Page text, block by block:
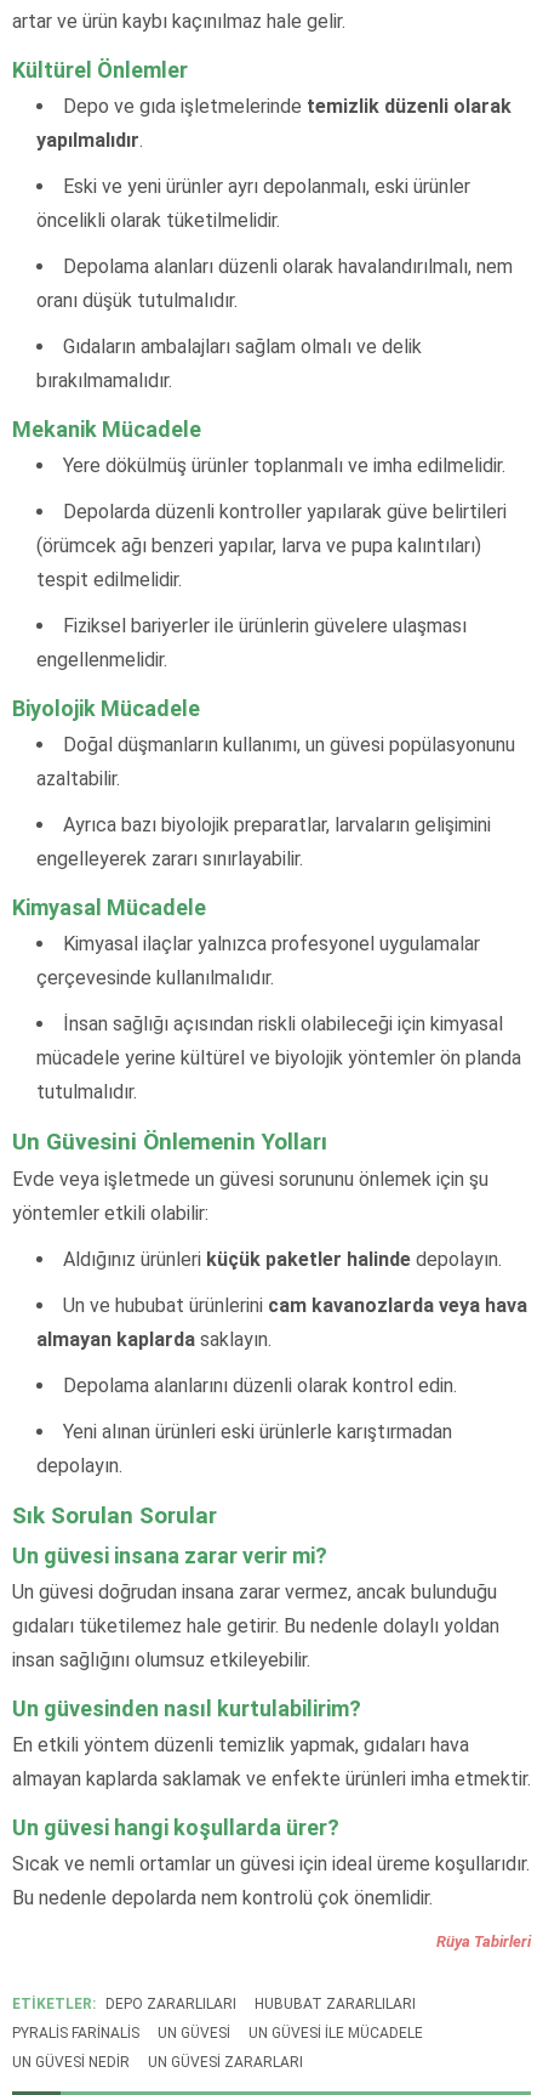
artar ve ürün kaybı kaçınılmaz hale gelir.
Kültürel Önlemler
Depo ve gıda işletmelerinde temizlik düzenli olarak
yapılmalıdır.
Eski ve yeni ürünler ayrı depolanmalı, eski ürünler
öncelikli olarak tüketilmelidir.
Depolama alanları düzenli olarak havalandırılmalı, nem
oranı düşük tutulmalıdır.
Gıdaların ambalajları sağlam olmalı ve delik
bırakılmamalıdır.
Mekanik Mücadele
Yere dökülmüş ürünler toplanmalı ve imha edilmelidir.
Depolarda düzenli kontroller yapılarak güve belirtileri
(örümcek ağı benzeri yapılar, larva ve pupa kalıntıları)
tespit edilmelidir.
Fiziksel bariyerler ile ürünlerin güvelere ulaşması
engellenmelidir.
Biyolojik Mücadele
Doğal düşmanların kullanımı, un güvesi popülasyonunu
azaltabilir.
Ayrıca bazı biyolojik preparatlar, larvaların gelişimini
engelleyerek zararı sınırlayabilir.
Kimyasal Mücadele
Kimyasal ilaçlar yalnızca profesyonel uygulamalar
çerçevesinde kullanılmalıdır.
İnsan sağlığı açısından riskli olabileceği için kimyasal
mücadele yerine kültürel ve biyolojik yöntemler ön planda
tutulmalıdır.
Un Güvesini Önlemenin Yolları
Evde veya işletmede un güvesi sorununu önlemek için şu
yöntemler etkili olabilir:
Aldığınız ürünleri küçük paketler halinde depolayın.
Un ve hububat ürünlerini cam kavanozlarda veya hava
almayan kaplarda saklayın.
Depolama alanlarını düzenli olarak kontrol edin.
Yeni alınan ürünleri eski ürünlerle karıştırmadan
depolayın.
Sık Sorulan Sorular
Un güvesi insana zarar verir mi?
Un güvesi doğrudan insana zarar vermez, ancak bulunduğu
gıdaları tüketilemez hale getirir. Bu nedenle dolaylı yoldan
insan sağlığını olumsuz etkileyebilir.
Un güvesinden nasıl kurtulabilirim?
En etkili yöntem düzenli temizlik yapmak, gıdaları hava
almayan kaplarda saklamak ve enfekte ürünleri imha etmektir.
Un güvesi hangi koşullarda ürer?
Sıcak ve nemli ortamlar un güvesi için ideal üreme koşullarıdır.
Bu nedenle depolarda nem kontrolü çok önemlidir.
Rüya Tabirleri
ETİKETLER: DEPO ZARARLILARI
HUBUBAT ZARARLILARI
PYRALIS FARINALIS
UN GÜVESI
UN GÜVESI ILE MÜCADELE
UN GÜVESI NEDIR
UN GÜVESI ZARARLARI